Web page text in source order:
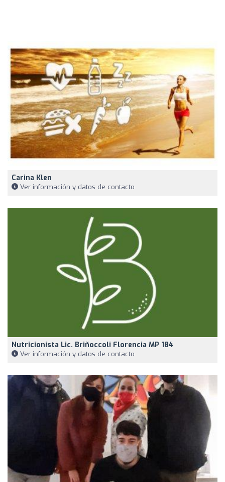
Carina Klen
Ver información y datos de contacto
Nutricionista Lic. Briñoccoli Florencia MP 184
Ver información y datos de contacto